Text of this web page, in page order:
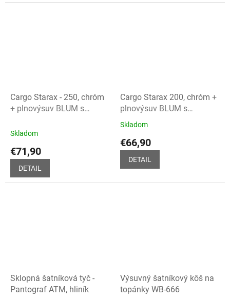
hviezdičiek. hviezdičiek.
Cargo Starax - 250, chróm
+ plnovýsuv BLUM s
Skladom
€71,90
DETAIL
Cargo Starax 200, chróm +
plnovýsuv BLUM s
dotlmením
Priemerné
produktu
5
Skladom
€66,90
DETAIL
Sklopná šatníková tyč -
Pantograf ATM, hliník
Výsuvný šatníkový kôš na
topánky WB-666